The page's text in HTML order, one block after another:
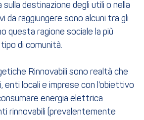
sulla destinazione degli utili o nella
da raggiungere sono alcuni tra gli
questa ragione sociale la più
di comunità.
Rinnovabili sono realtà che
enti locali e imprese con l’obiettivo
energia elettrica
rinnovabili (prevalentemente